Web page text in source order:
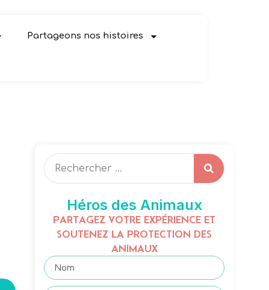
Partageons nos histoires
Héros des Animaux
PARTAGEZ VOTRE EXPÉRIENCE ET
SOUTENEZ LA PROTECTION DES
ANIMAUX